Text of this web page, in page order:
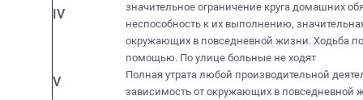
IV
значительное ограничение круга домашних
неспособность к их выполнению,
окружающих в повседневной жизни. Ходьба по
помощью. По улице больные не ходят
V
Полная утрата любой производительной
зависимость от окружающих в повседневной